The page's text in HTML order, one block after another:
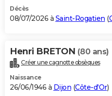
Décès
08/07/2026 à Saint-Rogatien (
Henri BRETON (80 ans)
Créer une cagnotte obsèques
Naissance
26/06/1946 à Dijon (Côte-d'Or)